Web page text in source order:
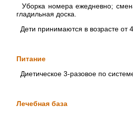
Уборка номера ежедневно;
гладильная доска.
Дети принимаются в возрасте от
Питание
Диетическое 3-разовое по
Лечебная база